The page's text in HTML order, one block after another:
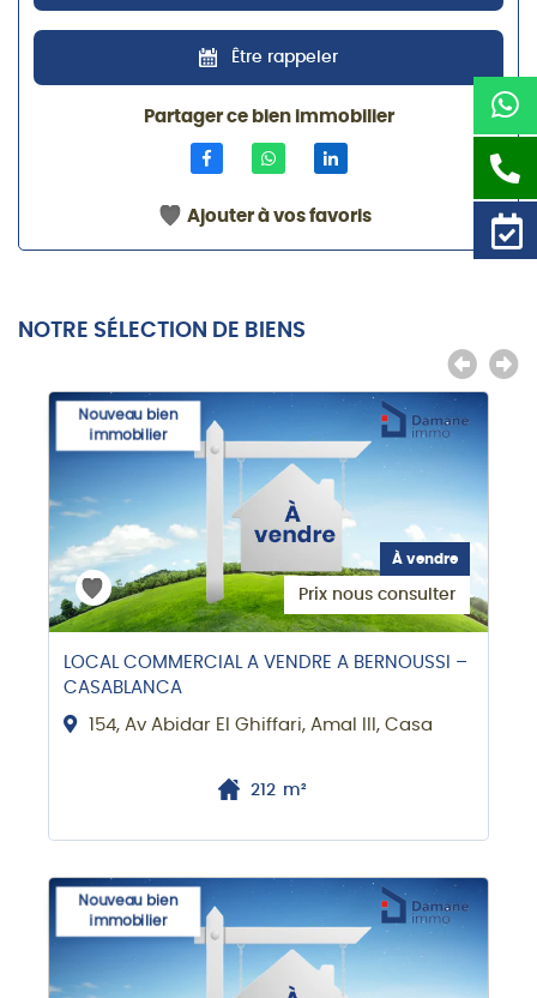
Être rappeler
Partager ce bien immobilier
Ajouter à vos favoris
NOTRE SÉLECTION DE BIENS
Nouveau bien
immobilier
À vendre
Prix nous consulter
LOCAL COMMERCIAL A VENDRE A BERNOUSSI –
CASABLANCA
154, Av Abidar El Ghiffari, Amal III, Casa
212 m²
Nouveau bien
immobilier